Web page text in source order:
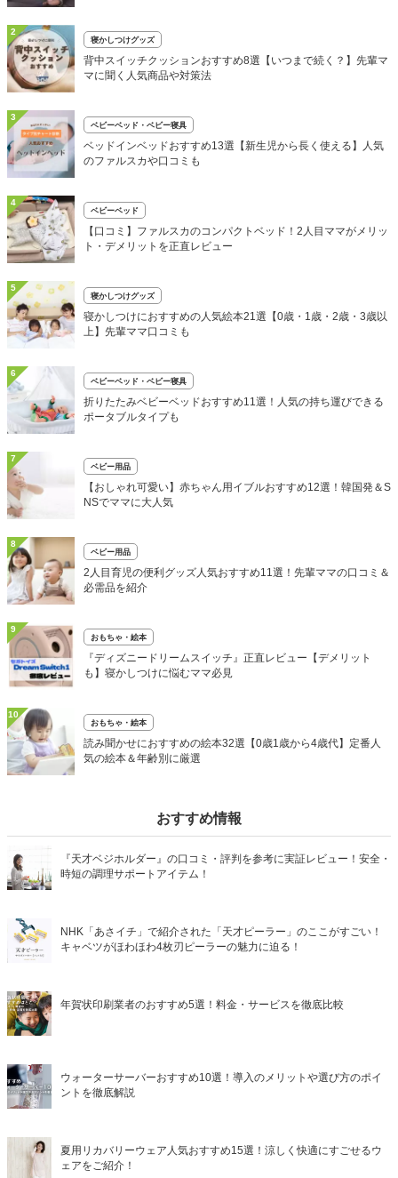
2
寝かしつけグッズ
背中スイッチクッションおすすめ8選【いつまで続く？】先輩マ
マに聞く人気商品や対策法
3
ベビーベッド・ベビー寝具
ベッドインベッドおすすめ13選【新生児から長く使える】人気
のファルスカや口コミも
4
ベビーベッド
【口コミ】ファルスカのコンパクトベッド！2人目ママがメリッ
ト・デメリットを正直レビュー
5
寝かしつけグッズ
寝かしつけにおすすめの人気絵本21選【0歳・1歳・2歳・3歳以
上】先輩ママ口コミも
6
ベビーベッド・ベビー寝具
折りたたみベビーベッドおすすめ11選！人気の持ち運びできる
ポータブルタイプも
7
ベビー用品
【おしゃれ可愛い】赤ちゃん用イブルおすすめ12選！韓国発＆S
NSでママに大人気
8
ベビー用品
2人目育児の便利グッズ人気おすすめ11選！先輩ママの口コミ＆
必需品を紹介
9
おもちゃ・絵本
『ディズニードリームスイッチ』正直レビュー【デメリット
も】寝かしつけに悩むママ必見
10
おもちゃ・絵本
読み聞かせにおすすめの絵本32選【0歳1歳から4歳代】定番人
気の絵本＆年齢別に厳選
おすすめ情報
『天才ベジホルダー』の口コミ・評判を参考に実証レビュー！安全・
時短の調理サポートアイテム！
NHK「あさイチ」で紹介された「天才ピーラー」のここがすごい！
キャベツがほわほわ4枚刃ピーラーの魅力に迫る！
年賀状印刷業者のおすすめ5選！料金・サービスを徹底比較
ウォーターサーバーおすすめ10選！導入のメリットや選び方のポイ
ントを徹底解説
夏用リカバリーウェア人気おすすめ15選！涼しく快適にすごせるウ
ェアをご紹介！